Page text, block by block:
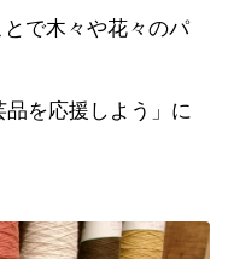
で木々や花々のパ
を応援しよう」に